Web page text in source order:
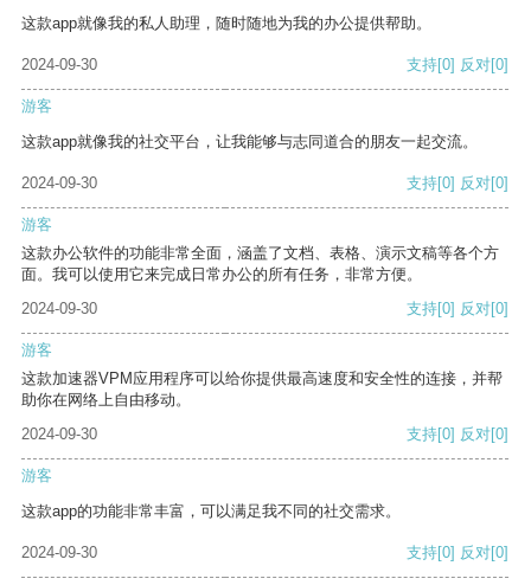
这款app就像我的私人助理，随时随地为我的办公提供帮助。
2024-09-30 支持[0] 反对[0]
游客
这款app就像我的社交平台，让我能够与志同道合的朋友一起交流。
2024-09-30 支持[0] 反对[0]
游客
这款办公软件的功能非常全面，涵盖了文档、表格、演示文稿等各个方
面。我可以使用它来完成日常办公的所有任务，非常方便。
2024-09-30
支持[0] 反对[0]
游客
这款加速器VPM应用程序可以给你提供最高速度和安全性的连接，并帮
助你在网络上自由移动。
2024-09-30
支持[0] 反对[0]
游客
这款app的功能非常丰富，可以满足我不同的社交需求。
2024-09-30 支持[0] 反对[0]